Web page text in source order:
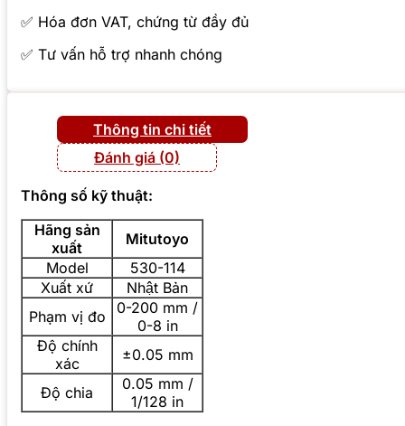
✅ Hóa đơn VAT, chứng từ đầy đủ
✅ Tư vấn hỗ trợ nhanh chóng
Thông tin chi tiết
Đánh giá (0)
Thông số kỹ thuật:
Hãng sản
xuất
Mitutoyo
Model
530-114
Xuất xứ
Nhật Bản
Phạm vị đo
0-200 mm /
0-8 in
Độ chính
xác
±0.05 mm
Độ chia
0.05 mm /
1/128 in